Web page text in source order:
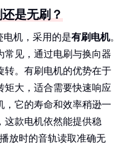
是无刷？
电机，采用的是有刷电机。
常见，通过电刷与换向器
转。有刷电机的优势在于
矩大，适合需要快速响应
，它的寿命和效率稍逊一
这款电机依然能提供稳
放时的音轨读取准确无